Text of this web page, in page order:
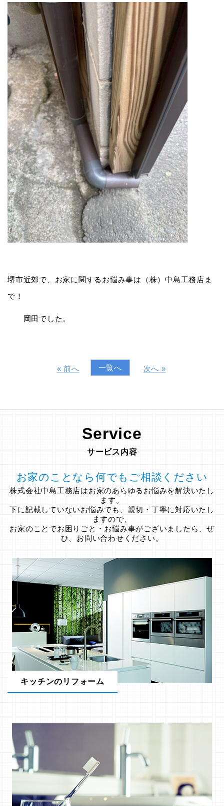
堺市近郊で、お家に関するお悩み事は（株）中島工務店ま
で！
岡田でした。
« 前へ 一覧へ 次へ »
Service
サービス内容
お家のことなら何でもご相談ください
株式会社中島工務店はお家のあらゆるお悩みを解決いたし
ます。
下に記載していないお悩みでも、親切・丁寧に対応いたし
ますので、
お家のことでお困りごと・お悩み事がございましたら、ぜ
ひ、お問い合わせください。
キッチンのリフォーム